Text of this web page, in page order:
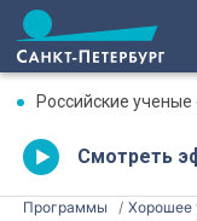
Российские ученые
Смотреть
Программы Хорошее